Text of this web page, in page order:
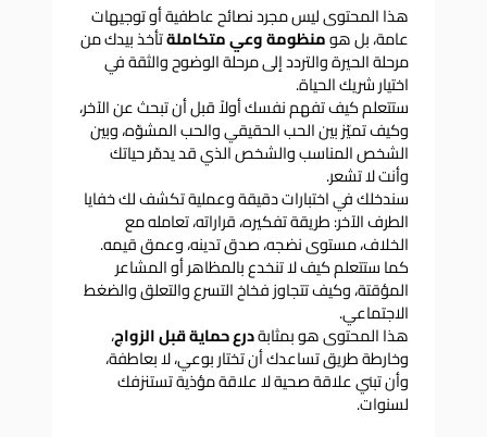
هذا المحتوى ليس مجرد نصائح عاطفية أو توجيهات
عامة، بل هومنظومة وعي متكاملةتأخذ بيدك من
مرحلة الحيرة والتردد إلى مرحلة الوضوح والثقة في
اختيار شريك الحياة.
ستتعلم كيف تفهم نفسك أولاً قبل أن تبحث عن الآخر،
وكيف تميّز بين الحب الحقيقي والحب المشوّه، وبين
الشخص المناسب والشخص الذي قد يدمّر حياتك
وأنت لا تشعر.
سندخلك في اختبارات دقيقة وعملية تكشف لك خفايا
الطرف الآخر: طريقة تفكيره، قراراته، تعامله مع
الخلاف، مستوى نضجه، صدق تدينه، وعمق قيمه.
كما ستتعلم كيف لا تنخدع بالمظاهر أو المشاعر
المؤقتة، وكيف تتجاوز فخاخ التسرع والتعلق والضغط
الاجتماعي.
هذا المحتوى هو بمثابةدرع حماية قبل الزواج،
وخارطة طريق تساعدك أن تختار بوعي، لا بعاطفة،
وأن تبني علاقة صحية لا علاقة مؤذية تستنزفك
لسنوات.